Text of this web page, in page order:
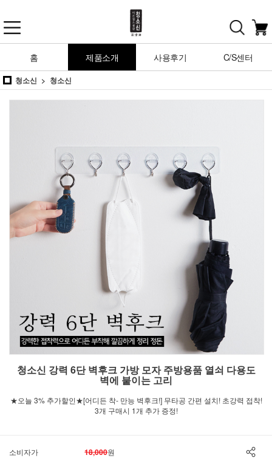
홈 제품소개 사용후기 C/S센터
청소신 청소신
청소신 강력 6단 벽후크 가방 모자 주방용품 열쇠 다용도
벽에 붙이는 고리
★오늘 3% 추가할인★[어디든 착- 만능 벽후크!] 무타공 간편 설치! 초강력 접착!
3개 구매시 1개 추가 증정!
소비자가 18,000원